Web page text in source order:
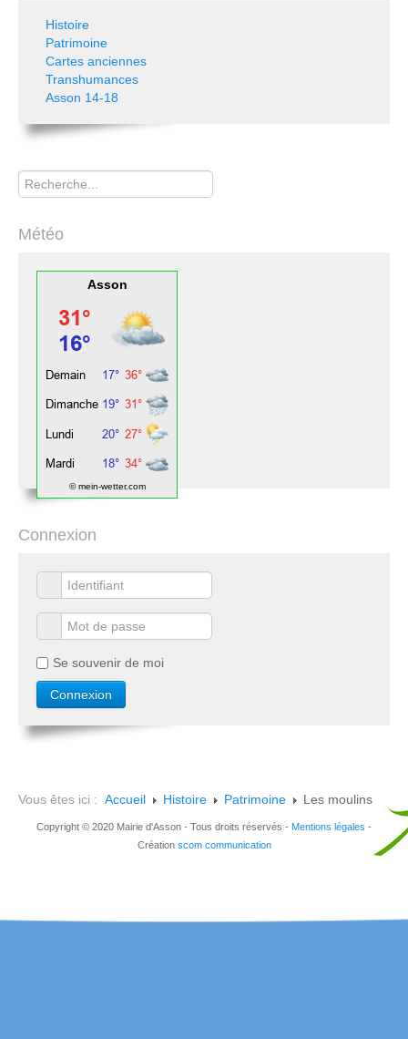
Histoire
Patrimoine
Cartes anciennes
Transhumances
Asson 14-18
Rechercher
Météo
Asson
© mein-wetter.com
Connexion
Se souvenir de moi
Vous êtes ici : Accueil Histoire Patrimoine Les moulins
Copyright © 2020 Mairie d'Asson - Tous droits réservés - Mentions légales -
Création scom communication